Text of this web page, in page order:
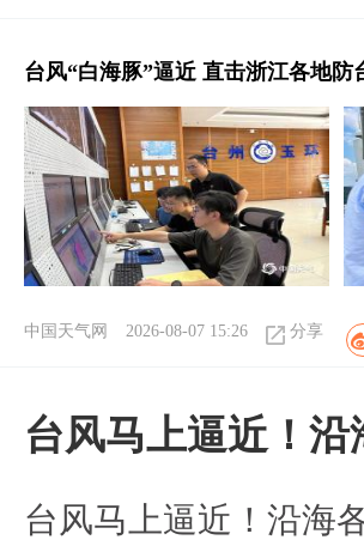
台风“白海豚”逼近 直击浙江各地防
中国天气网 2026-08-07 15:26 分享
台风马上逼近！
台风马上逼近！沿海